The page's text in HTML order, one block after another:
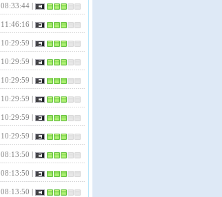
|
|
|
|
|
|
|
|
|
|
|